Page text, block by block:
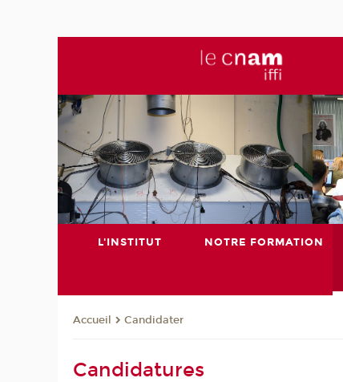
L'INSTITUT NOTRE FORMATION
Accueil Candidater
Candidatures